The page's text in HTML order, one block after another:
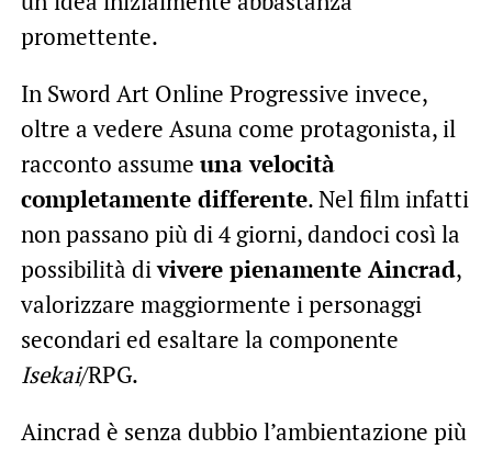
promettente.
In Sword Art Online Progressive invece,
oltre a vedere Asuna come protagonista, il
racconto assume una velocità
completamente differente. Nel film infatti
non passano più di 4 giorni, dandoci così la
possibilità divivere pienamente Aincrad,
valorizzare maggiormente i personaggi
secondari ed esaltare la componente
Isekai/RPG.
Aincrad è senza dubbio l’ambientazione più